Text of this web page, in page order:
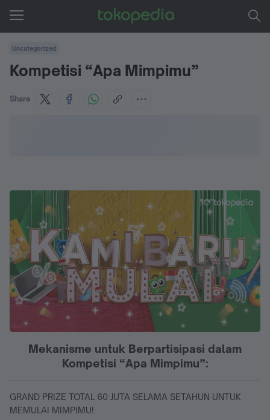
Uncategorized
Kompetisi “Apa Mimpimu”
Share
Mekanisme untuk Berpartisipasi dalam
Kompetisi “Apa Mimpimu”:
GRAND PRIZE TOTAL 60 JUTA SELAMA SETAHUN UNTUK
MEMULAI MIMPIMU!